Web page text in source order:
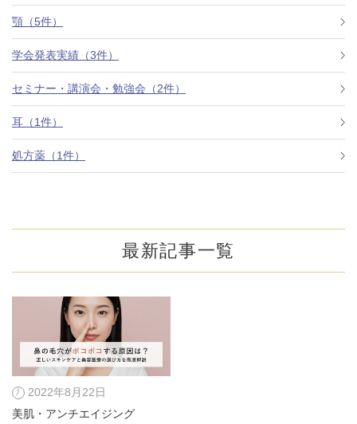
よくあるご質問
美容ブログ
顎（5件）
学会発表実績（3件）
セミナー・講演会・勉強会（2件）
耳（1件）
処方薬（1件）
最新記事一覧
2022年8月22日
美肌・アンチエイジング